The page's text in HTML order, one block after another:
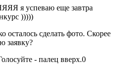
я успеваю еще завтра
)))))
осталось сделать фото. Скорее
заявку?
- палец вверх.0